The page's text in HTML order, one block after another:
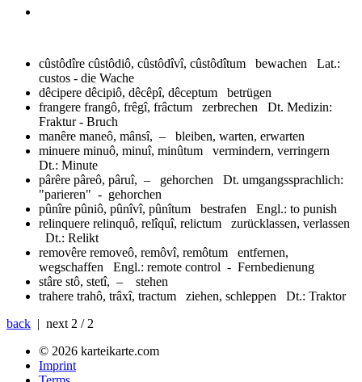
cûstôdîre cûstôdiô, cûstôdîvî, cûstôdîtum bewachen Lat.:
custos - die Wache
dêcipere dêcipiô, dêcêpî, dêceptum betrügen
frangere frangô, frêgî, frâctum zerbrechen Dt. Medizin:
Fraktur - Bruch
manêre maneô, mânsî, – bleiben, warten, erwarten
minuere minuô, minuî, minûtum vermindern, verringern
Dt.: Minute
pârêre pâreô, pâruî, – gehorchen Dt. umgangssprachlich:
"parieren" - gehorchen
pûnîre pûniô, pûnîvî, pûnîtum bestrafen Engl.: to punish
relinquere relinquô, relîquî, relictum zurücklassen, verlassen
Dt.: Relikt
removêre removeô, remôvî, remôtum entfernen,
wegschaffen Engl.: remote control - Fernbedienung
stâre stô, stetî, – stehen
trahere trahô, trâxî, tractum ziehen, schleppen Dt.: Traktor
back | next 2 / 2
© 2026 karteikarte.com
Imprint